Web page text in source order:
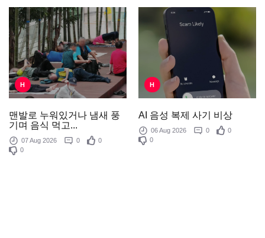
H
맨발로 누워있거나 냄새 풍
기며 음식 먹고...
07 Aug 2026 0
0
0
H
AI 음성 복제 사기 비상
06 Aug 2026 0
0
0